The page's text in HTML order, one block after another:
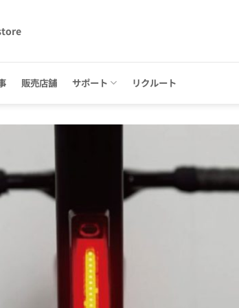
販売店舗 サポート リクルート